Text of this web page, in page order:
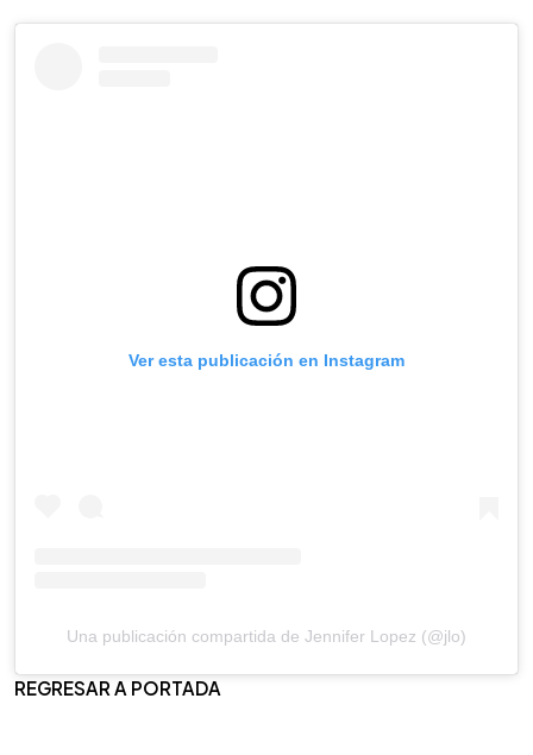
Ver esta publicación en Instagram
Una publicación compartida de Jennifer Lopez (@jlo)
REGRESAR A PORTADA